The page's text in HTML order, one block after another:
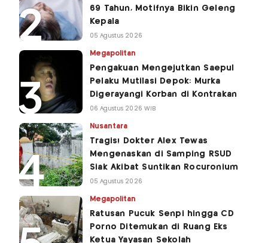
69 Tahun, Motifnya Bikin Geleng
Kepala
05 Agustus 2026
Megapolitan
Pengakuan Mengejutkan Saepul
Pelaku Mutilasi Depok: Murka
Digerayangi Korban di Kontrakan
06 Agustus 2026 WIB
Nusantara
Tragis! Dokter Alex Tewas
Mengenaskan di Samping RSUD
Siak Akibat Suntikan Rocuronium
05 Agustus 2026
Megapolitan
Ratusan Pucuk Senpi hingga CD
Porno Ditemukan di Ruang Eks
Ketua Yayasan Sekolah